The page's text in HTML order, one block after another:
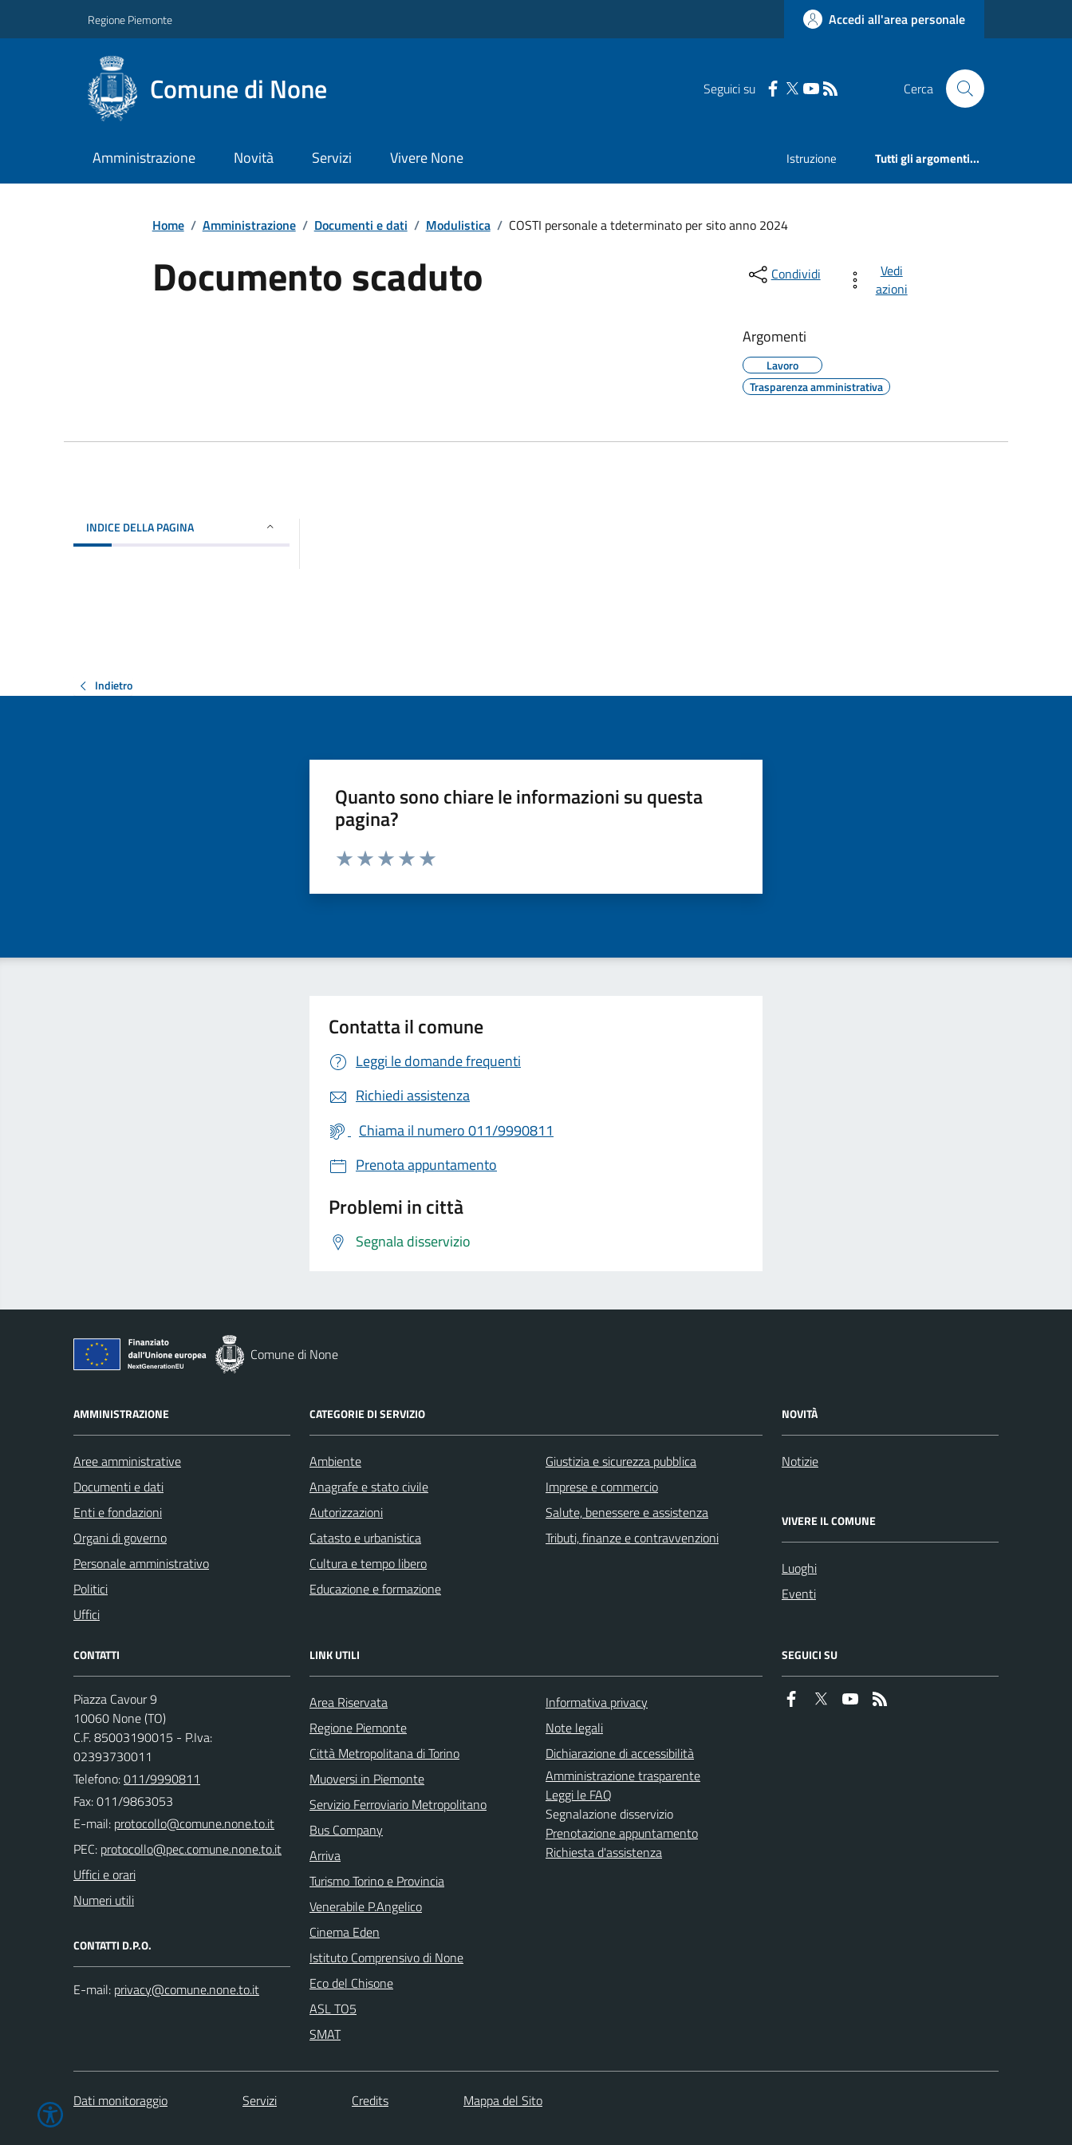
Regione Piemonte Accedi all'area personale
Comune di None Seguici su Cerca
Amministrazione Novità Servizi Vivere None Istruzione Tutti gli argomenti...
Home / Amministrazione / Documenti e dati / Modulistica / COSTI personale a tdeterminato per sito anno 2024
Documento scaduto Condividi
Vedi
azioni
Argomenti
Lavoro
Trasparenza amministrativa
INDICE DELLA PAGINA
Indietro
Quanto sono chiare le informazioni su questa
pagina?
Valuta da 1 a 5 stelle la pagina
Contatta il comune
Leggi le domande frequenti
Richiedi assistenza
Chiama il numero 011/9990811
Prenota appuntamento
Problemi in città
Segnala disservizio
Comune di None
AMMINISTRAZIONE
Aree amministrative
Documenti e dati
Enti e fondazioni
Organi di governo
Personale amministrativo
Politici
Uffici
CATEGORIE DI SERVIZIO
Ambiente
Anagrafe e stato civile
Autorizzazioni
Catasto e urbanistica
Cultura e tempo libero
Educazione e formazione
Giustizia e sicurezza pubblica
Imprese e commercio
Salute, benessere e assistenza
Tributi, finanze e contravvenzioni
NOVITÀ
Notizie
VIVERE IL COMUNE
Luoghi
Eventi
CONTATTI
Piazza Cavour 9
10060 None (TO)
C.F. 85003190015 - P.Iva:
02393730011
Telefono:011/9990811
Fax: 011/9863053
E-mail:
PEC:
Uffici e orari
Numeri utili
CONTATTI D.P.O.
E-mail:
LINK UTILI
Area Riservata
Regione Piemonte
Città Metropolitana di Torino
Muoversi in Piemonte
Servizio Ferroviario Metropolitano
Bus Company
Arriva
Turismo Torino e Provincia
Venerabile P.Angelico
Cinema Eden
Istituto Comprensivo di None
Eco del Chisone
ASL TO5
SMAT
Informativa privacy
Note legali
Dichiarazione di accessibilità
Amministrazione trasparente
Leggi le FAQ
Segnalazione disservizio
Prenotazione appuntamento
Richiesta d'assistenza
SEGUICI SU
Dati monitoraggio Servizi Credits Mappa del Sito